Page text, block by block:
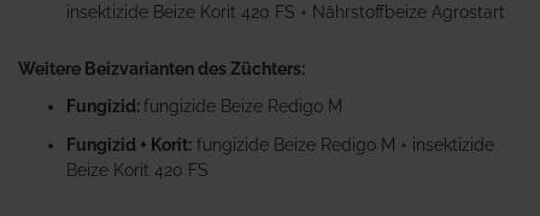
insektizide Beize Korit 420 FS + Nährstoffbeize Agrostart
Weitere Beizvarianten des Züchters:
Fungizid:fungizide Beize Redigo M
Fungizid + Korit: fungizide Beize Redigo M + insektizide
Beize Korit 420 FS